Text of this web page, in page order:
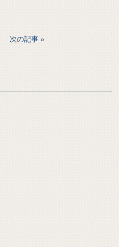
次の記事